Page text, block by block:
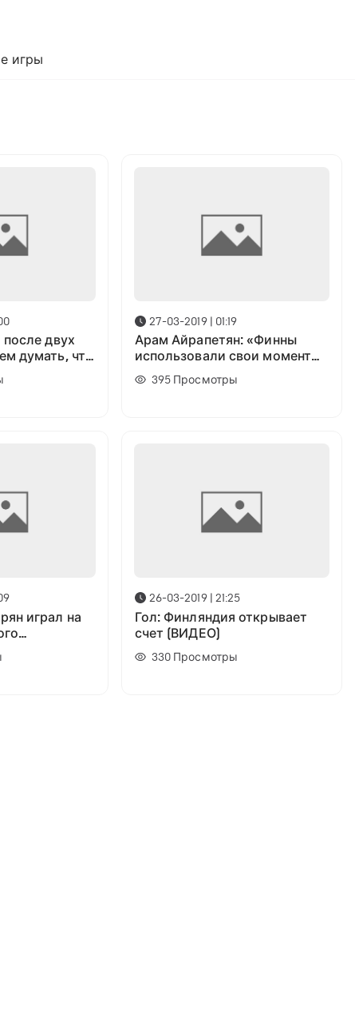
игры
двух
думать, что
то лучше
27-03-2019 | 01:19
Арам Айрапетян: «Финны
использовали свои моменты,
вот и все»
395 Просмотры
играл на
Отвечает
26-03-2019 | 21:25
Гол: Финляндия открывает
счет (ВИДЕО)
330 Просмотры